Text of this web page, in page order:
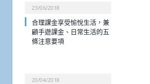
23/06/2018
合理課金享受愉悅生活，兼
顧手遊課金、日常生活的五
條注意要項
20/04/2018